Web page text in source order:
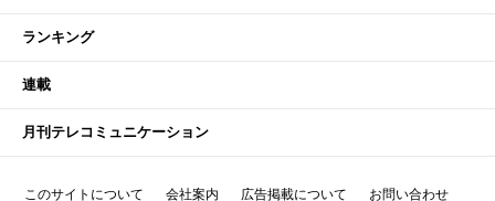
ランキング
連載
月刊テレコミュニケーション
このサイトについて 会社案内 広告掲載について お問い合わせ